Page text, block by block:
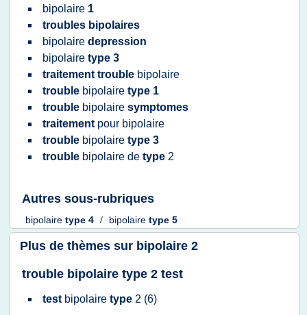
bipolaire 1
troubles bipolaires
bipolaire depression
bipolaire type 3
traitement trouble bipolaire
trouble bipolaire type 1
trouble bipolaire symptomes
traitement pour bipolaire
trouble bipolaire type 3
trouble bipolaire de type 2
Autres sous-rubriques
bipolaire type 4 / bipolaire type 5
Plus de thèmes sur bipolaire 2
trouble bipolaire type 2 test
test bipolaire type 2 (6)